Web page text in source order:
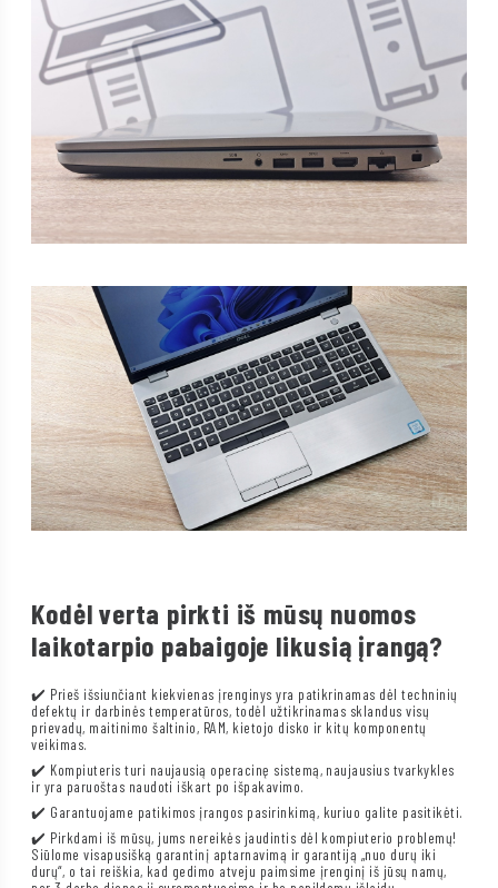
Kodėl verta pirkti iš mūsų nuomos
laikotarpio pabaigoje likusią įrangą?
✔️ Prieš išsiunčiant kiekvienas įrenginys yra patikrinamas dėl techninių
defektų ir darbinės temperatūros, todėl užtikrinamas sklandus visų
prievadų, maitinimo šaltinio, RAM, kietojo disko ir kitų komponentų
veikimas.
✔️ Kompiuteris turi naujausią operacinę sistemą, naujausius tvarkykles
ir yra paruoštas naudoti iškart po išpakavimo.
✔️ Garantuojame patikimos įrangos pasirinkimą, kuriuo galite pasitikėti.
✔️ Pirkdami iš mūsų, jums nereikės jaudintis dėl kompiuterio problemų!
Siūlome visapusišką garantinį aptarnavimą ir garantiją „nuo durų iki
durų“, o tai reiškia, kad gedimo atveju paimsime įrenginį iš jūsų namų,